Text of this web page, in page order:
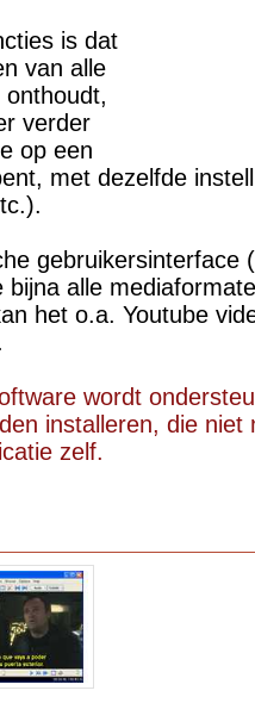
is dat
van alle
verder
op een
met dezelfde
gebruikersinterface
bijna alle
het o.a. Youtube
wordt
installeren, die niet
zelf.